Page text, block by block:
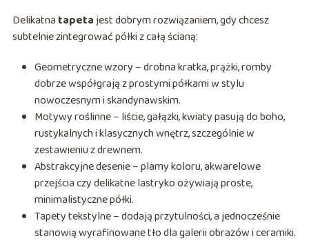
Delikatna tapetajest dobrym rozwiązaniem, gdy chcesz
subtelnie zintegrować półki z całą ścianą:
Geometryczne wzory – drobna kratka, prążki, romby
dobrze współgrają z prostymi półkami w stylu
nowoczesnym i skandynawskim.
Motywy roślinne – liście, gałązki, kwiaty pasują do boho,
rustykalnych i klasycznych wnętrz, szczególnie w
zestawieniu z drewnem.
Abstrakcyjne desenie – plamy koloru, akwarelowe
przejścia czy delikatne lastryko ożywiają proste,
minimalistyczne półki.
Tapety tekstylne – dodają przytulności, a jednocześnie
stanowią wyrafinowane tło dla galerii obrazów i ceramiki.